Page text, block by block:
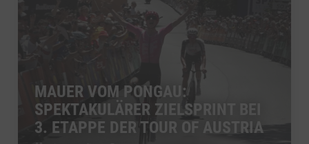
MAUER VOM PONGAU:
SPEKTAKULÄRER ZIELSPRINT BEI
3. ETAPPE DER TOUR OF AUSTRIA